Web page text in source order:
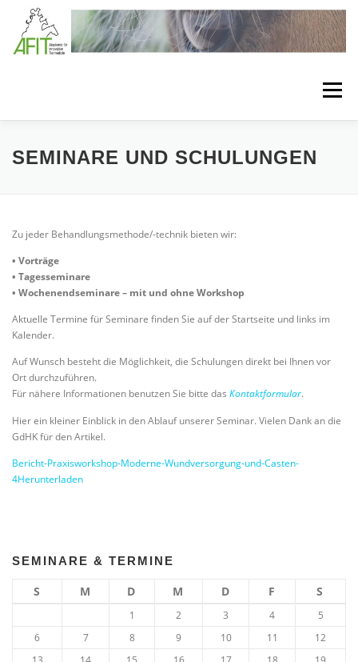
Zum Inhalt springen
Menü
LÖSUNGEN BEHANDLUNGSKONZEPTE
BEHANDLUNGSMATERIAL
SEMINARE UND SCHULUNGEN
Zu jeder Behandlungsmethode/-technik bieten wir:
• Vorträge
• Tagesseminare
• Wochenendseminare – mit und ohne Workshop
Aktuelle Termine für Seminare finden Sie auf der Startseite und links im
Kalender.
Auf Wunsch besteht die Möglichkeit, die Schulungen direkt bei Ihnen vor
Ort durchzuführen.
Für nähere Informationen benutzen Sie bitte das Kontaktformular.
Hier ein kleiner Einblick in den Ablauf unserer Seminar. Vielen Dank an die
GdHK für den Artikel.
Bericht-Praxisworkshop-Moderne-Wundversorgung-und-Casten-
4Herunterladen
SEMINARE & TERMINE
S M D M D F S
1 2 3 4
5
6
7 8 9 10 11
12